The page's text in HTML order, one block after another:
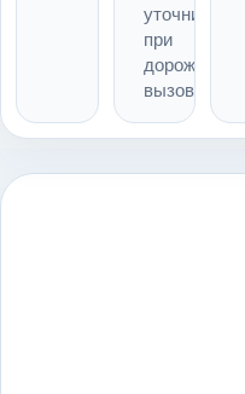
уточнить
при
дорожном
вызове